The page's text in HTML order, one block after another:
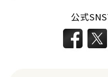
公式